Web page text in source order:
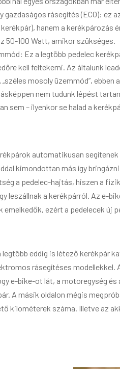
gazdaságos rásegítés (ECO): ez
hanem a
50-100 Watt, amikor szükséges.
Ez a legtöbb pedelec
kell feltekerni. Az általunk
mosoly üzemmód”,
nem tudunk lépést
sem – ilyenkor se halad a
automatikusan
kimondottan más így
a pedelec-hajtás, hiszen a
leszállnak a kerékpárról. Az e-
emelkedők, ezért a pedelecek új
legtöbb eddig is létező kerékpár
rásegítéses modellekkel.
e-bike-ot lát, a motoregység
A másik oldalon mégis
kilométerek száma. Illetve az